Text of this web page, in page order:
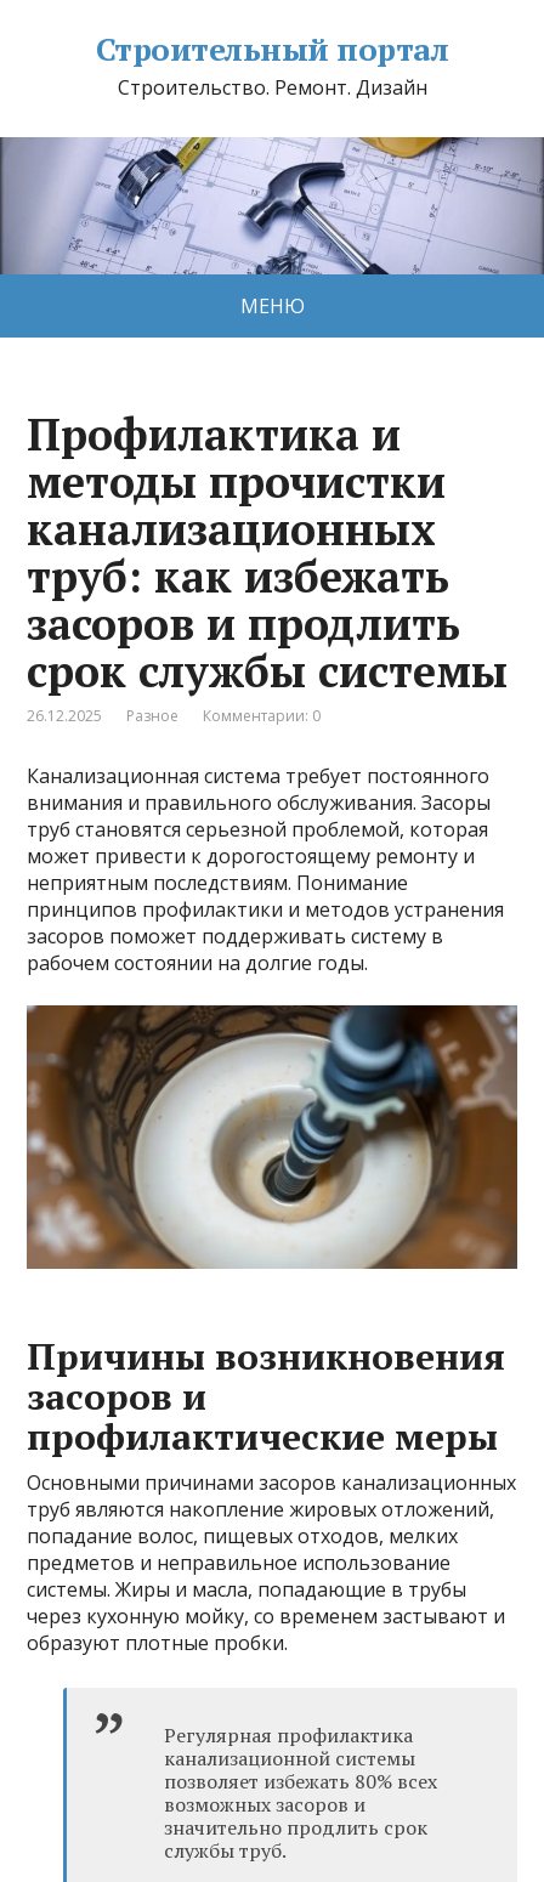
Строительный портал
Строительство. Ремонт. Дизайн
МЕНЮ
Профилактика и
методы прочистки
канализационных
труб: как избежать
засоров и продлить
срок службы системы
26.12.2025 Разное Комментарии: 0
Канализационная система требует постоянного
внимания и правильного обслуживания. Засоры
труб становятся серьезной проблемой, которая
может привести к дорогостоящему ремонту и
неприятным последствиям. Понимание
принципов профилактики и методов устранения
засоров поможет поддерживать систему в
рабочем состоянии на долгие годы.
Причины возникновения
засоров и
профилактические меры
Основными причинами засоров канализационных
труб являются накопление жировых отложений,
попадание волос, пищевых отходов, мелких
предметов и неправильное использование
системы. Жиры и масла, попадающие в трубы
через кухонную мойку, со временем застывают и
образуют плотные пробки.
Регулярная профилактика
канализационной системы
позволяет избежать 80% всех
возможных засоров и
значительно продлить срок
службы труб.